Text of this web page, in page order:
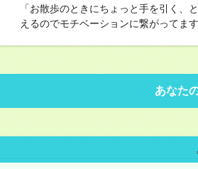
「お散歩のときにちょっと手を引く、
えるのでモチベーションに繋がってま
あなた